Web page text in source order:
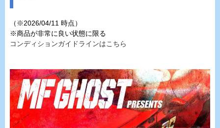
（※2026/04/11 時点）
※商品が非常に良い状態に限る
コンディションガイドラインはこちら